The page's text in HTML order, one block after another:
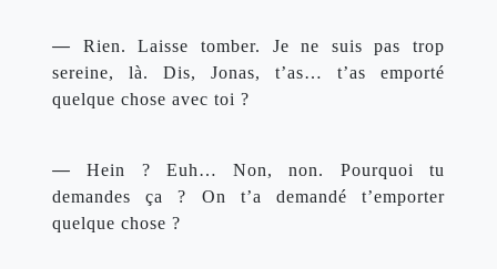
—
Rien. Laisse tomber. Je ne suis pas trop
sereine, là. Dis, Jonas, t’as… t’as emporté
quelque chose avec toi ?
— Hein ? Euh… Non, non. Pourquoi tu
demandes ça ? On t’a demandé t’emporter
quelque chose ?